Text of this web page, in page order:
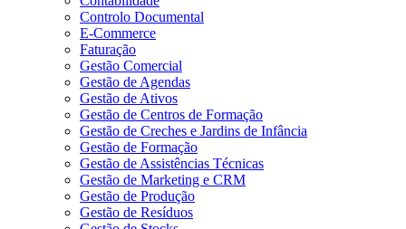
Controlo Documental
E-Commerce
Faturação
Gestão Comercial
Gestão de Agendas
Gestão de Ativos
Gestão de Centros de Formação
Gestão de Creches e Jardins de Infância
Gestão de Formação
Gestão de Assistências Técnicas
Gestão de Marketing e CRM
Gestão de Produção
Gestão de Resíduos